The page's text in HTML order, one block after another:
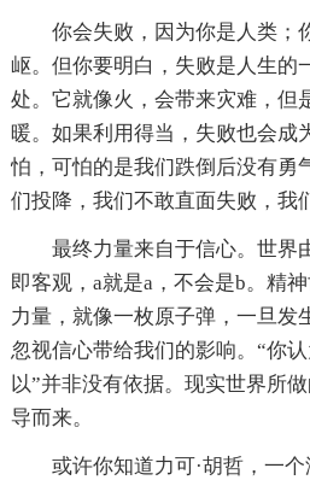
你会失败，因为你是人类；
岖。但你要明白，失败是人生的
处。它就像火，会带来灾难，但
暖。如果利用得当，失败也会成
怕，可怕的是我们跌倒后没有勇
们投降，我们不敢直面失败，我
最终力量来自于信心。世界
即客观，a就是a，不会是b。精
力量，就像一枚原子弹，一旦发
忽视信心带给我们的影响。“你
以”并非没有依据。现实世界所
导而来。
或许你知道力可·胡哲，一